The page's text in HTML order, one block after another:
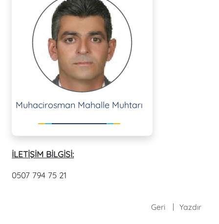
Muhacirosman Mahalle Muhtarı
İLETİŞİM BİLGİSİ:
0507 794 75 21
Geri Yazdır